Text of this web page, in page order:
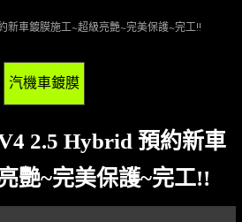
車鍍膜施工~超級亮艷~完美保護~完工!!
汽機車鍍膜
2.5 Hybrid 預約新車
艷~完美保護~完工!!